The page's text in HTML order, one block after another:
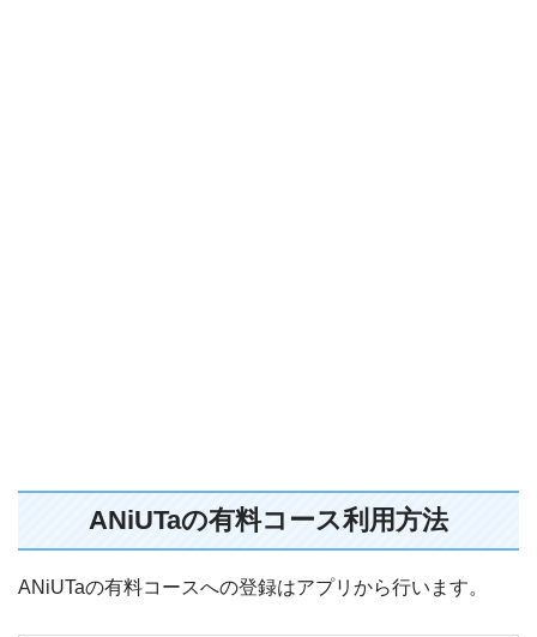
ANiUTaの有料コース利用方法
ANiUTaの有料コースへの登録はアプリから行います。